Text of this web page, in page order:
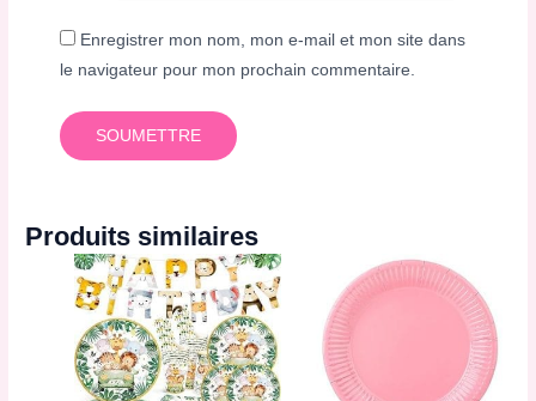
Enregistrer mon nom, mon e-mail et mon site dans
le navigateur pour mon prochain commentaire.
Produits similaires